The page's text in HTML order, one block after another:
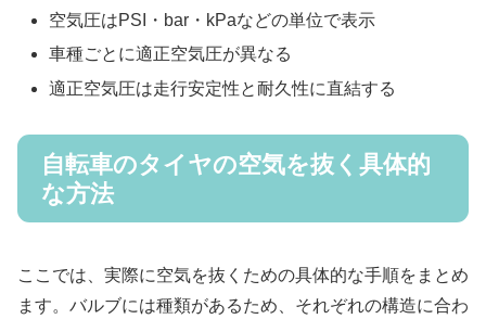
空気圧はPSI・bar・kPaなどの単位で表示
車種ごとに適正空気圧が異なる
適正空気圧は走行安定性と耐久性に直結する
自転車のタイヤの空気を抜く具体的
な方法
ここでは、実際に空気を抜くための具体的な手順をまとめ
ます。バルブには種類があるため、それぞれの構造に合わ